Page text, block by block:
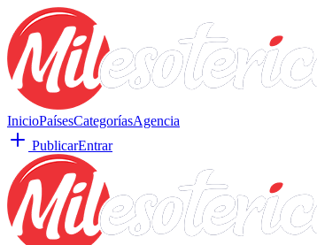
InicioPaísesCategoríasAgencia
PublicarEntrar